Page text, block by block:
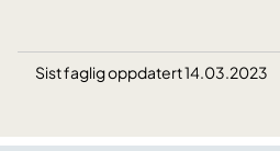
Sist faglig oppdatert 14.03.2023